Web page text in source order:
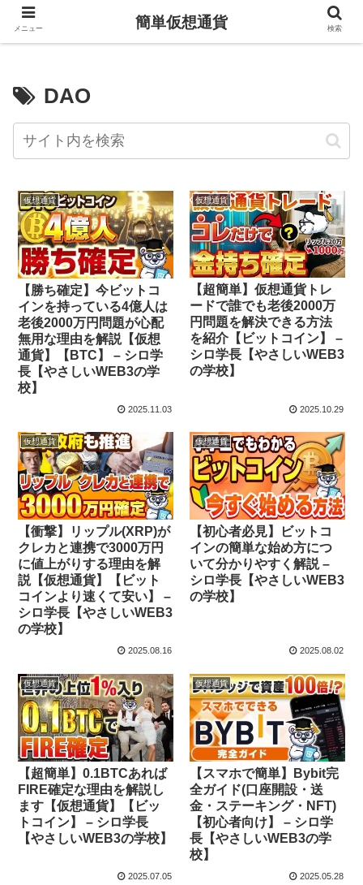
DAO
仮想通貨
【勝ち確定】今ビットコ
インを持っている4億人は
老後2000万円問題が心配
無用な理由を解説【仮想
通貨】【BTC】 – シロ学
長【やさしいWEB3の学
校】
2025.11.03
仮想通貨
【超簡単】仮想通貨トレ
ードで誰でも老後2000万
円問題を解決できる方法
を紹介【ビットコイン】 –
シロ学長【やさしいWEB3
の学校】
2025.10.29
仮想通貨
【衝撃】リップル(XRP)が
クレカと連携で3000万円
に値上がりする理由を解
説【仮想通貨】【ビット
コインより速くて安い】 –
シロ学長【やさしいWEB3
の学校】
2025.08.16
仮想通貨
【初心者必見】ビットコ
インの簡単な始め方につ
いて分かりやすく解説 –
シロ学長【やさしいWEB3
の学校】
2025.08.02
仮想通貨
【超簡単】0.1BTCあれば
FIRE確定な理由を解説し
ます【仮想通貨】【ビッ
トコイン】 – シロ学長
【やさしいWEB3の学校】
2025.07.05
仮想通貨
【スマホで簡単】Bybit完
全ガイド(口座開設・送
金・ステーキング・NFT)
【初心者向け】 – シロ学
長【やさしいWEB3の学
校】
2025.05.28
メニュー 簡単仮想通貨 検索